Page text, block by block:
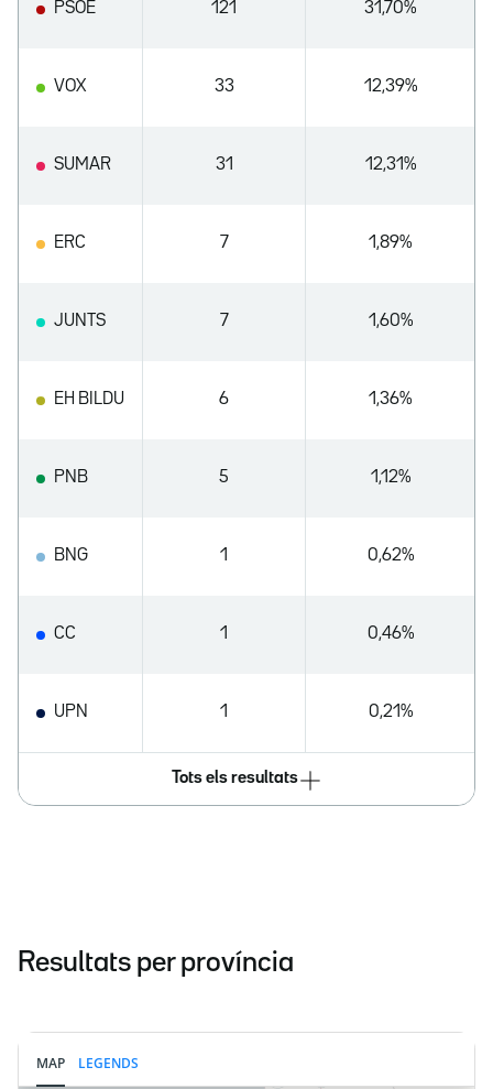
PSOE 121 31,70%
VOX 33 12,39%
SUMAR 31 12,31%
ERC 7 1,89%
JUNTS 7 1,60%
EH BILDU 6 1,36%
PNB 5 1,12%
BNG 1 0,62%
CC 1 0,46%
UPN 1 0,21%
Tots els resultats
Resultats per província